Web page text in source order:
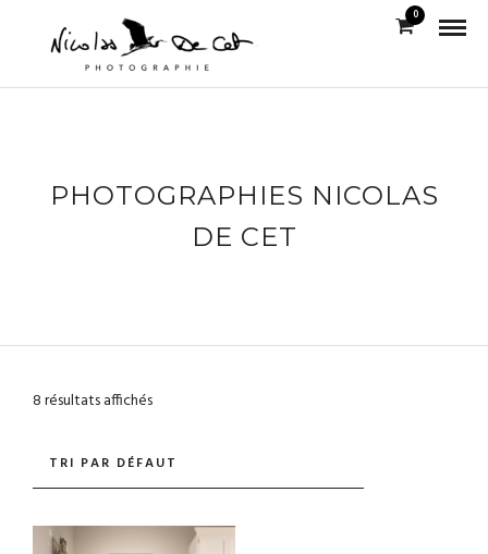
0
PHOTOGRAPHIES NICOLAS
DE CET
8 résultats affichés